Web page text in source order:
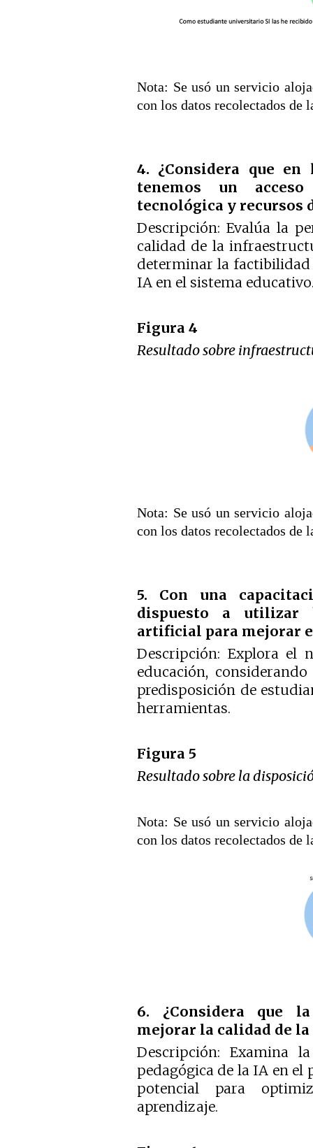
Nota: Se usó un servicio
con los datos recolectados de
4. ¿Considera que en
tenemos un
tecnológica y recursos
Descripción: Evalúa la
calidad de la
determinar la factibilidad
IA en el sistema
Figura 4
Resultado sobre
Nota: Se usó un servicio
con los datos recolectados de
5. Con una
dispuesto a utilizar
artificial para mejorar
Descripción: Explora el
educación,
predisposición de
herramientas.
Figura 5
Resultado sobre la
Nota: Se usó un servicio
con los datos recolectados de
6. ¿Considera que
mejorar la calidad de la
Descripción: Examina
pedagógica de la IA en el
potencial para
aprendizaje.